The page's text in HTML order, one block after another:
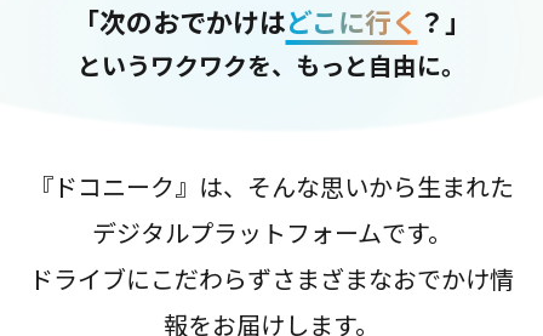
「次のおでかけはどこに行く ？」
というワクワクを、もっと自由に。
『ドコニーク』は、そんな思いから生まれた
デジタルプラットフォームです。
ドライブにこだわらずさまざまなおでかけ情
報をお届けします。